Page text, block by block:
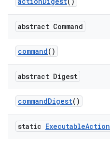
abstract Command
command()
abstract Digest
commandDigest()
static ExecutableAction